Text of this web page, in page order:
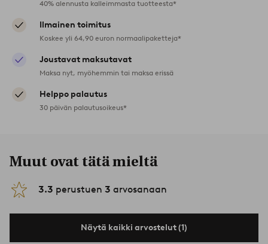
40% alennusta kalleimmasta tuotteesta*
Ilmainen toimitus
Koskee yli 64,90 euron normaalipaketteja*
Joustavat maksutavat
Maksa nyt, myöhemmin tai maksa erissä
Helppo palautus
30 päivän palautusoikeus*
Muut ovat tätä mieltä
3.3 perustuen 3 arvosanaan
Näytä kaikki arvostelut (1)